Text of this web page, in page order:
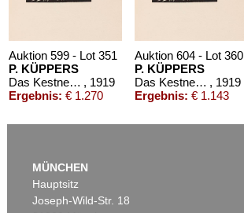
Auktion 599 - Lot 351
P. KÜPPERS
Das Kestnerbuch , 1919
Ergebnis: € 1.270
Auktion 604 - Lot 360
P. KÜPPERS
Das Kestnerbuch , 1919
Ergebnis: € 1.143
MÜNCHEN
Hauptsitz
Joseph-Wild-Str. 18